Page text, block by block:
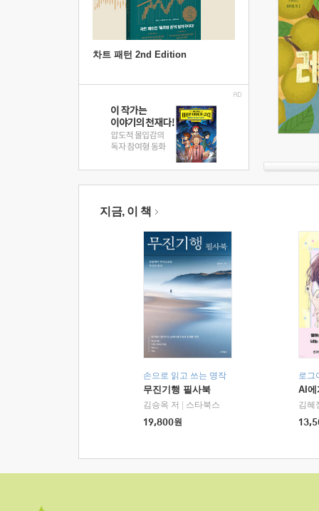
차트 패턴 2nd Edition
지금, 이 책
손으로 읽고 쓰는 명작
무진기행 필사북
김승옥 저
스타북스
19,800원
로그
AI에
김혜